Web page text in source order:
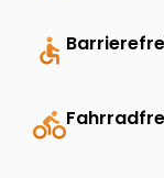
accessible
directions_bike